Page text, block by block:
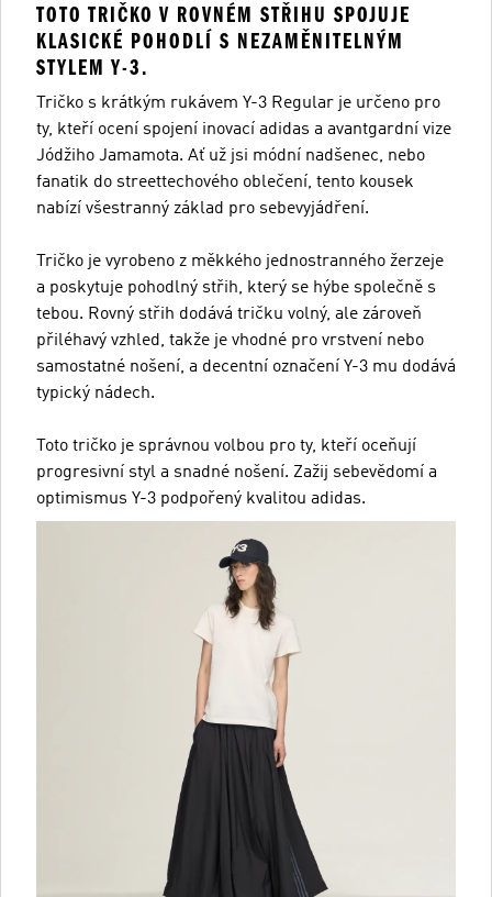
TOTO TRIČKO V ROVNÉM STŘIHU SPOJUJE
KLASICKÉ POHODLÍ S NEZAMĚNITELNÝM
STYLEM Y-3.
Tričko s krátkým rukávem Y-3 Regular je určeno pro
ty, kteří ocení spojení inovací adidas a avantgardní vize
Jódžiho Jamamota. Ať už jsi módní nadšenec, nebo
fanatik do streettechového oblečení, tento kousek
nabízí všestranný základ pro sebevyjádření.
Tričko je vyrobeno z měkkého jednostranného žerzeje
a poskytuje pohodlný střih, který se hýbe společně s
tebou. Rovný střih dodává tričku volný, ale zároveň
přiléhavý vzhled, takže je vhodné pro vrstvení nebo
samostatné nošení, a decentní označení Y-3 mu dodává
typický nádech.
Toto tričko je správnou volbou pro ty, kteří oceňují
progresivní styl a snadné nošení. Zažij sebevědomí a
optimismus Y-3 podpořený kvalitou adidas.